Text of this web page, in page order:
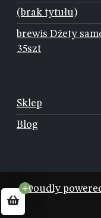
(brak tytułu)
brewis Dżety
35szt
Sklep
Blog
Proudly
+0